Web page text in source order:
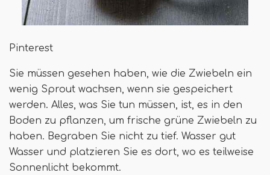
Pinterest
Sie müssen gesehen haben, wie die Zwiebeln ein
wenig Sprout wachsen, wenn sie gespeichert
werden. Alles, was Sie tun müssen, ist, es in den
Boden zu pflanzen, um frische grüne Zwiebeln zu
haben. Begraben Sie nicht zu tief. Wasser gut
Wasser und platzieren Sie es dort, wo es teilweise
Sonnenlicht bekommt.